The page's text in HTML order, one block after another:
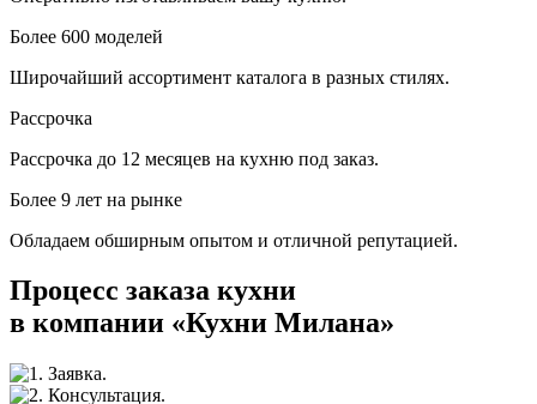
Более 600 моделей
Широчайший ассортимент каталога в разных стилях.
Рассрочка
Рассрочка до 12 месяцев на кухню под заказ.
Более 9 лет на рынке
Обладаем обширным опытом и отличной репутацией.
Процесс заказа кухни
в компании «Кухни Милана»